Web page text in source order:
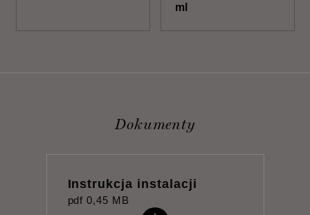
ml
Dokumenty
Instrukcja instalacji
pdf 0,45 MB